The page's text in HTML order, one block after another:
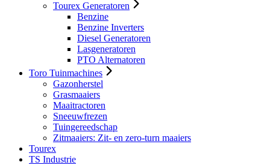
Tourex Generatoren
Benzine
Benzine Inverters
Diesel Generatoren
Lasgeneratoren
PTO Alternatoren
Toro Tuinmachines
Gazonherstel
Grasmaaiers
Maaitractoren
Sneeuwfrezen
Tuingereedschap
Zitmaaiers: Zit- en zero-turn maaiers
Tourex
TS Industrie